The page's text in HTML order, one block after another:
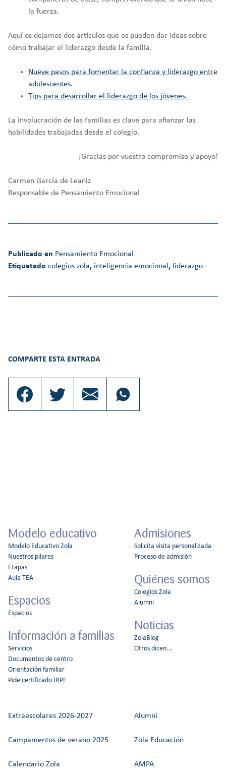
la fuerza.
Aquí os dejamos dos artículos que os pueden dar ideas sobre
cómo trabajar el liderazgo desde la familia.
Nueve pasos para fomentar la confianza y liderazgo entre
adolescentes.
Tips para desarrollar el liderazgo de los jóvenes.
La involucración de las familias es clave para afianzar las
habilidades trabajadas desde el colegio.
¡Gracias por vuestro compromiso y apoyo!
Carmen García de Leaniz
Responsable de Pensamiento Emocional
Publicado en Pensamiento Emocional
Etiquetado colegios zola, inteligencia emocional , liderazgo
COMPARTE ESTA ENTRADA
Modelo educativo
Modelo Educativo Zola
Nuestros pilares
Etapas
Aula TEA
Espacios
Espacios
Información a familias
Servicios
Documentos de centro
Orientación familiar
Pide certificado IRPF
Admisiones
Solicita visita personalizada
Proceso de admisión
Quiénes somos
Colegios Zola
Alumni
Noticias
ZolaBlog
Otros dicen...
Extraescolares 2026-2027
Campamentos de verano 2025
Calendario Zola
Alumni
Zola Educación
AMPA